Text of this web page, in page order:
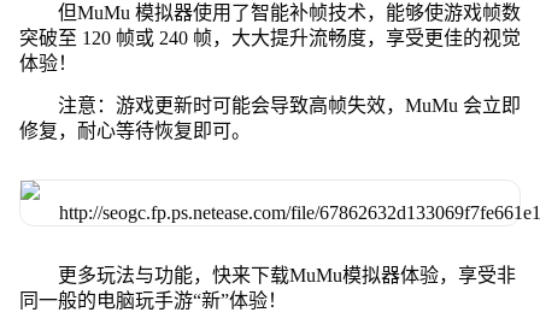
但MuMu 模拟器使用了智能补帧技术，能够使游戏帧数
突破至 120 帧或 240 帧，大大提升流畅度，享受更佳的视觉
体验！
注意：游戏更新时可能会导致高帧失效，MuMu 会立即
修复，耐心等待恢复即可。
更多玩法与功能，快来下载MuMu模拟器体验，享受非
同一般的电脑玩手游“新”体验！